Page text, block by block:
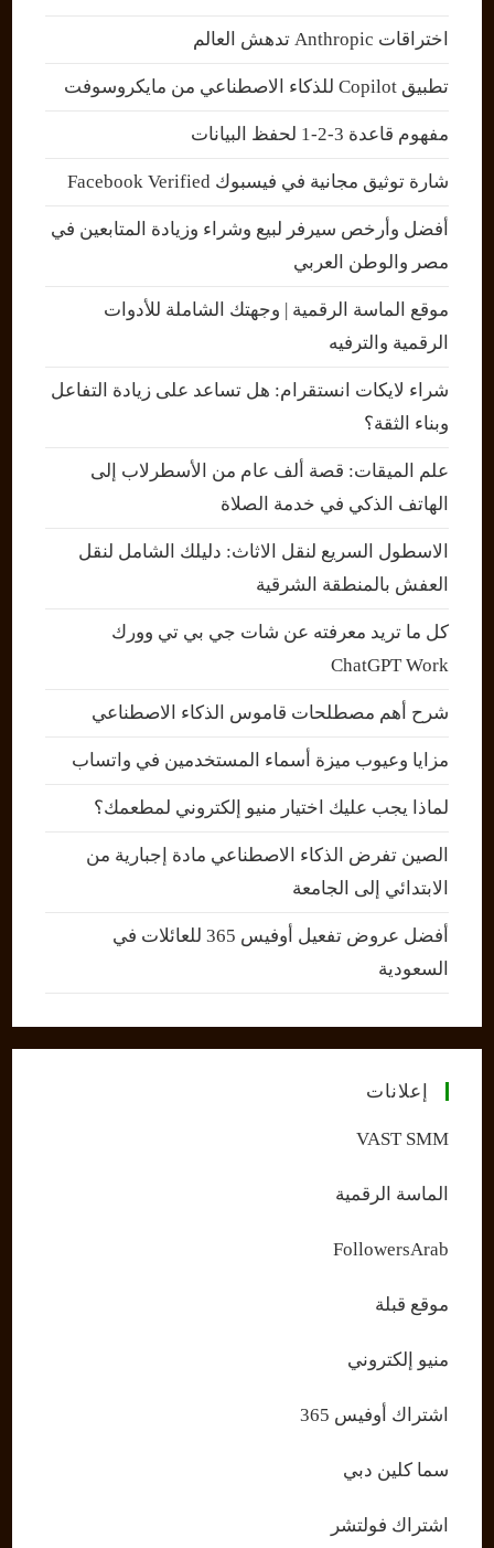
اختراقات Anthropic تدهش العالم
تطبيق Copilot للذكاء الاصطناعي من مايكروسوفت
مفهوم قاعدة 3-2-1 لحفظ البيانات
شارة توثيق مجانية في فيسبوك Facebook Verified
أفضل وأرخص سيرفر لبيع وشراء وزيادة المتابعين في
مصر والوطن العربي
موقع الماسة الرقمية | وجهتك الشاملة للأدوات
الرقمية والترفيه
شراء لايكات انستقرام: هل تساعد على زيادة التفاعل
وبناء الثقة؟
علم الميقات: قصة ألف عام من الأسطرلاب إلى
الهاتف الذكي في خدمة الصلاة
الاسطول السريع لنقل الاثاث: دليلك الشامل لنقل
العفش بالمنطقة الشرقية
كل ما تريد معرفته عن شات جي بي تي وورك
ChatGPT Work
شرح أهم مصطلحات قاموس الذكاء الاصطناعي
مزايا وعيوب ميزة أسماء المستخدمين في واتساب
لماذا يجب عليك اختيار منيو إلكتروني لمطعمك؟
الصين تفرض الذكاء الاصطناعي مادة إجبارية من
الابتدائي إلى الجامعة
أفضل عروض تفعيل أوفيس 365 للعائلات في
السعودية
إعلانات
VAST SMM
الماسة الرقمية
FollowersArab
موقع قبلة
منيو إلكتروني
اشتراك أوفيس 365
سما كلين دبي
اشتراك فولتشر